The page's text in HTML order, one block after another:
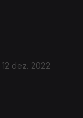
12 dez. 2022